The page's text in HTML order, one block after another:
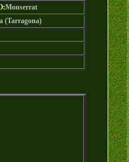
:Monserrat
(Tarragona)